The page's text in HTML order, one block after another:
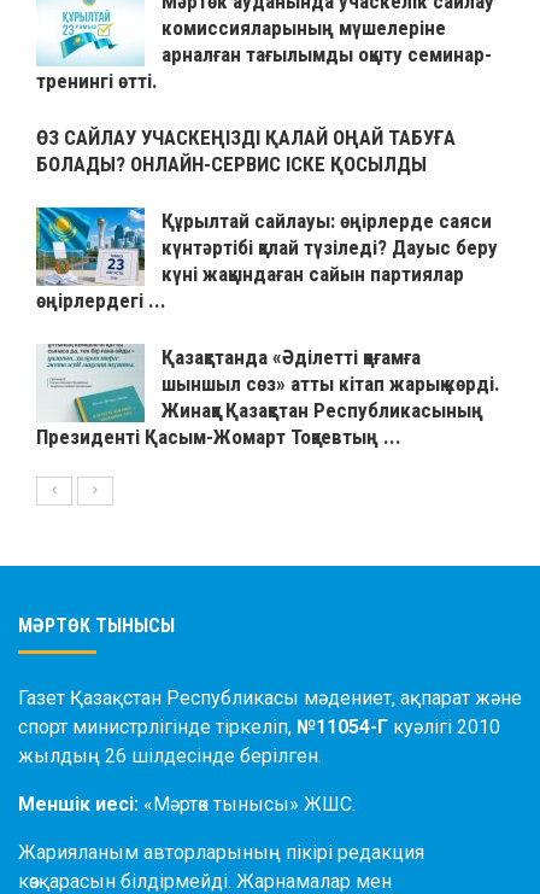
комиссияларының мүшелеріне
арналған тағылымды оқыту семинар-
тренингі өтті.
ӨЗ САЙЛАУ УЧАСКЕҢІЗДІ ҚАЛАЙ ОҢАЙ ТАБУҒА
БОЛАДЫ? ОНЛАЙН-СЕРВИС ІСКЕ ҚОСЫЛДЫ
Құрылтай сайлауы: өңірлерде саяси
күнтәртібі қалай түзіледі? Дауыс беру
күні жақындаған сайын партиялар
өңірлердегі ...
Қазақстанда «Әділетті қоғамға
шыншыл сөз» атты кітап жарық көрді.
Жинаққа Қазақстан Республикасының
Президенті Қасым-Жомарт Тоқаевтың ...
МӘРТӨК ТЫНЫСЫ
Газет Қазақстан Республикасы мәдениет, ақпарат және
спорт министрлігінде тіркеліп, №11054-Г куәлігі 2010
жылдың 26 шілдесінде берілген.
Меншік иесі: «Мәртөк тынысы» ЖШС.
Жарияланым авторларының пікірі редакция
көзқарасын білдірмейді. Жарнамалар мен